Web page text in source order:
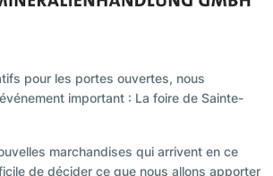
pour les portes ouvertes, nous
important : La foire de Sainte-
marchandises qui arrivent en ce
de décider ce que nous allons apporter